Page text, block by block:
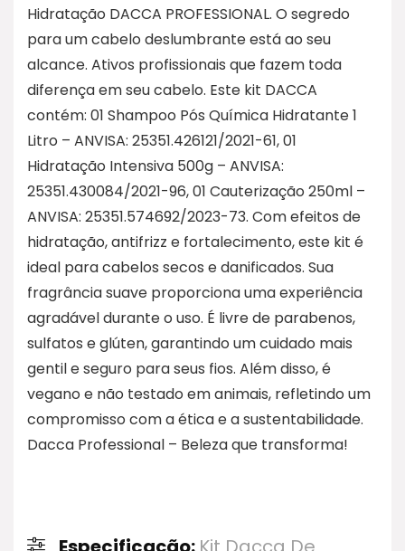
Hidratação DACCA PROFESSIONAL. O segredo
para um cabelo deslumbrante está ao seu
alcance. Ativos profissionais que fazem toda
diferença em seu cabelo. Este kit DACCA
contém: 01 Shampoo Pós Química Hidratante 1
Litro – ANVISA: 25351.426121/2021-61, 01
Hidratação Intensiva 500g – ANVISA:
25351.430084/2021-96, 01 Cauterização 250ml –
ANVISA: 25351.574692/2023-73. Com efeitos de
hidratação, antifrizz e fortalecimento, este kit é
ideal para cabelos secos e danificados. Sua
fragrância suave proporciona uma experiência
agradável durante o uso. É livre de parabenos,
sulfatos e glúten, garantindo um cuidado mais
gentil e seguro para seus fios. Além disso, é
vegano e não testado em animais, refletindo um
compromisso com a ética e a sustentabilidade.
Dacca Professional – Beleza que transforma!